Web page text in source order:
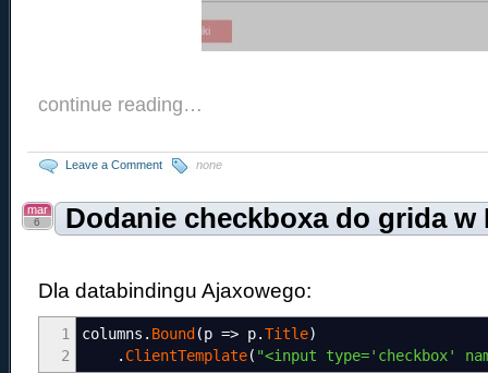
continue reading…
Leave a Comment none
Dodanie checkboxa do grida w
mar
6
Dla databindingu Ajaxowego:
1
2
columns . Bound (p => p.Title)
. ClientTemplate( "<input type='checkbox'